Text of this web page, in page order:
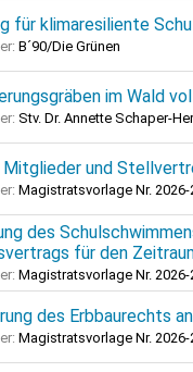
für klimaresiliente
B´90/Die Grünen
im Wald
Stv. Dr. Annette Schaper-
Mitglieder und
Magistratsvorlage Nr. 2026-
des
für den
Magistratsvorlage Nr. 2026-
des Erbbaurechts
Magistratsvorlage Nr. 2026-